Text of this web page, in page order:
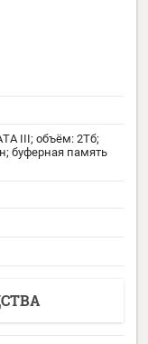
SATA III; объём: 2Тб;
буферная память